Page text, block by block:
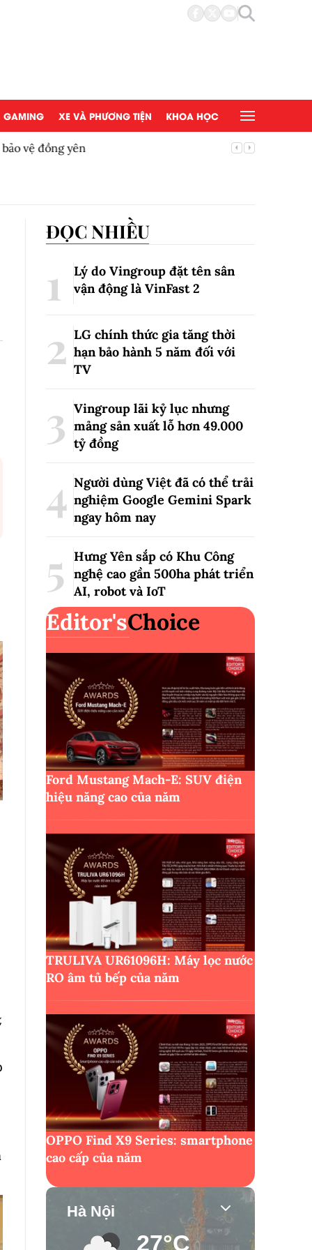
GAMING XE VÀ PHƯƠNG TIỆN KHOA HỌC
yên
ĐỌC NHIỀU
Lý do Vingroup đặt tên sân
vận động là VinFast2
LG chính thức gia tăng thời
hạn bảo hành 5 năm đối với
TV
Vingroup lãi kỷ lục nhưng
mảng sản xuất lỗ hơn 49.000
tỷ đồng
Người dùng Việt đã có thể trải
nghiệm Google Gemini Spark
ngay hôm nay
Hưng Yên sắp có Khu Công
nghệ cao gần 500ha phát triển
AI, robot và IoT
Editor'sChoice
Ford Mustang Mach-E: SUV điện
hiệu năng cao của năm
TRULIVA UR61096H: Máy lọc nước
RO âm tủ bếp của năm
OPPO Find X9 Series: smartphone
cao cấp của năm
Hà Nội
27°C